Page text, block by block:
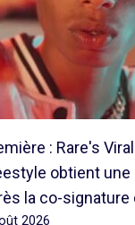
: Rare's
obtient
la co-signature
2026